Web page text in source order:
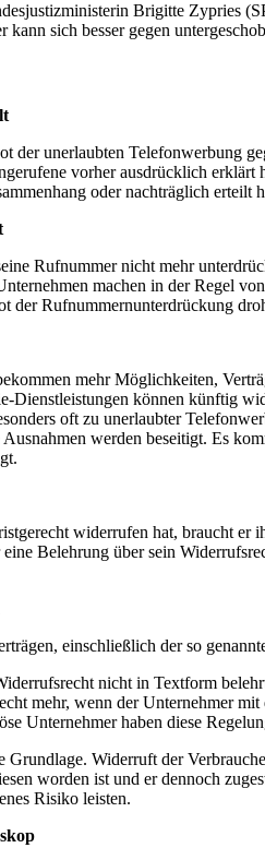
Brigitte Zypries
sich besser gegen
der unerlaubten Telefonwerbung
vorher ausdrücklich
oder nachträglich erteilt
Rufnummer nicht mehr
machen in der Regel
der Rufnummernunterdrückung
mehr Möglichkeiten,
können künftig
oft zu unerlaubter
werden beseitigt. Es
widerrufen hat, braucht er
Belehrung über sein
einschließlich der so
nicht in Textform belehrt
mehr, wenn der Unternehmer
Unternehmer haben diese
Grundlage. Widerruft der
worden ist und er dennoch
Risiko leisten.